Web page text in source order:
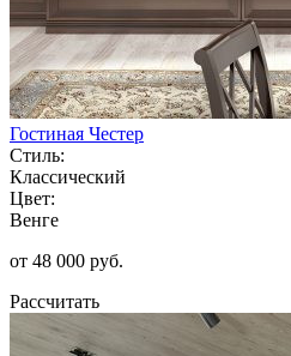
Гостиная Честер
Стиль:
Классический
Цвет:
Венге
от 48 000 руб.
Рассчитать